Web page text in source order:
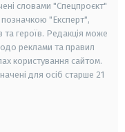
словами "Спецпроєкт"
"Експерт",
героїв. Редакція може
реклами та правил
користування сайтом.
для осіб старше 21